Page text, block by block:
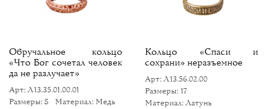
Обручальное кольцо
«Что Бог сочетал человек
да не разлучает»
Арт: Л13.35.01.00.01
Размеры: S
Материал: Медь
Кольцо «Спаси и
сохрани» неразъемное
Арт: Л13.56.02.00
Размеры: 17
Материал: Латунь